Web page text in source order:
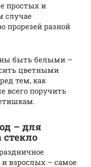
простых и
случае
прорезей разной
быть белыми –
цветными
тем, как
всего поручить
– для
и взрослых – самое